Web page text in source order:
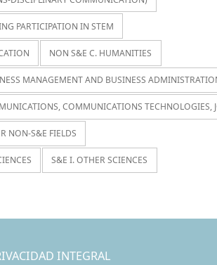
PARTICIPATION IN STEM
NON S&E C. HUMANITIES
MANAGEMENT AND BUSINESS
COMMUNICATIONS TECHNOLOGIES,
NON-S&E FIELDS
S&E I. OTHER SCIENCES
INTEGRAL